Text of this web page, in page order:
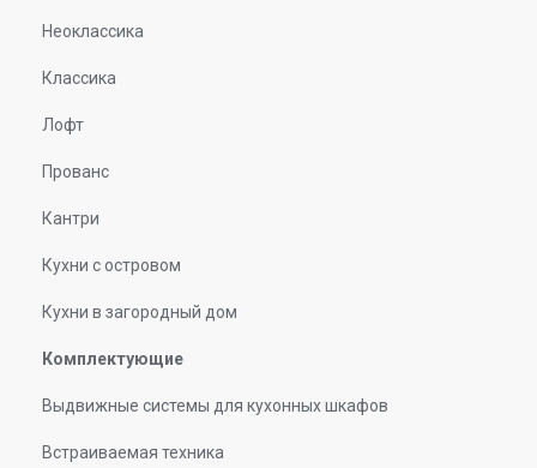
Неоклассика
Классика
Лофт
Прованс
Кантри
Кухни с островом
Кухни в загородный дом
Комплектующие
Выдвижные системы для кухонных шкафов
Встраиваемая техника